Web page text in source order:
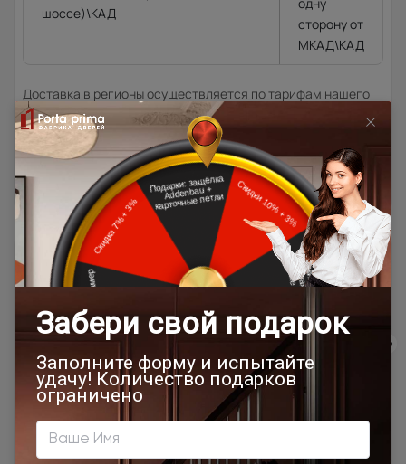
шоссе)\КАД
одну
сторону от
МКАД\КАД
Доставка в регионы осуществляется по тарифам нашего
дилера в данном регионе или, при заказе через запрос с
сайта, отдельно рассчитывается менеджером интернет-
магазина.
Подробная информация о доставке
Товар относится к категориям:
Межкомнатные двери 55х190 см
Двери модерн
Стильные современные межкомнатные двери
Бежевая (RAL 9010) 600x2000 700x1900
700x2000 900x2000 800х1950 800x2000
900x2200
600x1950 450x2000
1000x2100 800x2400
Двери межкомнатные 1000х2000 мм 900x1900